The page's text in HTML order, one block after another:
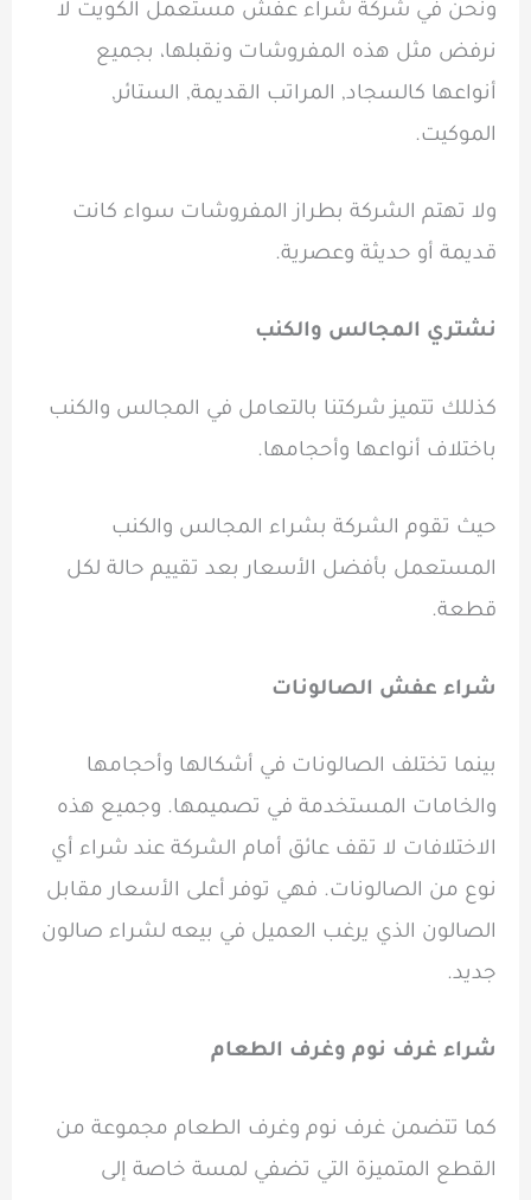
ونحن في شركة شراء عفش مستعمل الكويت لا
نرفض مثل هذه المفروشات ونقبلها، بجميع
أنواعها كالسجاد, المراتب القديمة, الستائر,
الموكيت.
ولا تهتم الشركة بطراز المفروشات سواء كانت
قديمة أو حديثة وعصرية.
نشتري المجالس والكنب
كذللك تتميز شركتنا بالتعامل في المجالس والكنب
باختلاف أنواعها وأحجامها.
حيث تقوم الشركة بشراء المجالس والكنب
المستعمل بأفضل الأسعار بعد تقييم حالة لكل
قطعة.
شراء عفش الصالونات
بينما تختلف الصالونات في أشكالها وأحجامها
والخامات المستخدمة في تصميمها. وجميع هذه
الاختلافات لا تقف عائق أمام الشركة عند شراء أي
نوع من الصالونات. فهي توفر أعلى الأسعار مقابل
الصالون الذي يرغب العميل في بيعه لشراء صالون
جديد.
شراء غرف نوم وغرف الطعام
كما تتضمن غرف نوم وغرف الطعام مجموعة من
القطع المتميزة التي تضفي لمسة خاصة إلى